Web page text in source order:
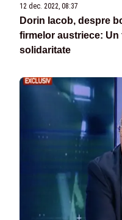
12 dec. 2022, 08:37
Dorin Iacob, despre
firmelor austriece: Un
solidaritate